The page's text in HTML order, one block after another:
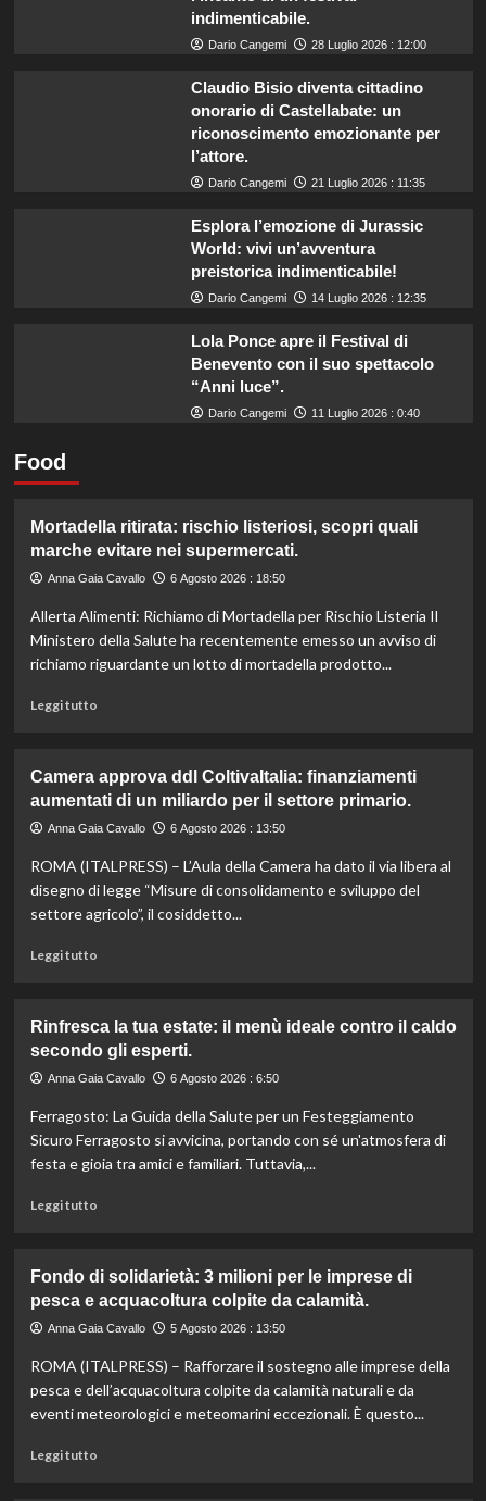
indimenticabile.
Dario Cangemi 28 Luglio 2026 : 12:00
Claudio Bisio diventa cittadino
onorario di Castellabate: un
riconoscimento emozionante per
l’attore.
Dario Cangemi 21 Luglio 2026 : 11:35
Esplora l’emozione di Jurassic
World: vivi un’avventura
preistorica indimenticabile!
Dario Cangemi 14 Luglio 2026 : 12:35
Lola Ponce apre il Festival di
Benevento con il suo spettacolo
“Anni luce”.
Dario Cangemi 11 Luglio 2026 : 0:40
Food
Mortadella ritirata: rischio listeriosi, scopri quali
marche evitare nei supermercati.
Anna Gaia Cavallo 6 Agosto 2026 : 18:50
Allerta Alimenti: Richiamo di Mortadella per Rischio Listeria Il
Ministero della Salute ha recentemente emesso un avviso di
richiamo riguardante un lotto di mortadella prodotto...
Leggi tuttoLeggi
Mortadella
ritirata:
rischio
scopri
quali
marche
Camera approva ddl ColtivaItalia: finanziamenti
aumentati di un miliardo per il settore primario.
Anna Gaia Cavallo 6 Agosto 2026 : 13:50
ROMA (ITALPRESS) – L’Aula della Camera ha dato il via libera al
disegno di legge “Misure di consolidamento e sviluppo del
settore agricolo”, il cosiddetto...
Leggi tuttoLeggi
Camera
approva
ddl
finanziamenti
aumentati
di
primario.
Rinfresca la tua estate: il menù ideale contro il caldo
secondo gli esperti.
Anna Gaia Cavallo 6 Agosto 2026 : 6:50
Ferragosto: La Guida della Salute per un Festeggiamento
Sicuro Ferragosto si avvicina, portando con sé un'atmosfera di
festa e gioia tra amici e familiari. Tuttavia,...
Leggi tuttoLeggi
Rinfresca
la
tua
il
menù
ideale
Fondo di solidarietà: 3 milioni per le imprese di
pesca e acquacoltura colpite da calamità.
Anna Gaia Cavallo 5 Agosto 2026 : 13:50
ROMA (ITALPRESS) – Rafforzare il sostegno alle imprese della
pesca e dell’acquacoltura colpite da calamità naturali e da
eventi meteorologici e meteomarini eccezionali. È questo...
Leggi tuttoLeggi